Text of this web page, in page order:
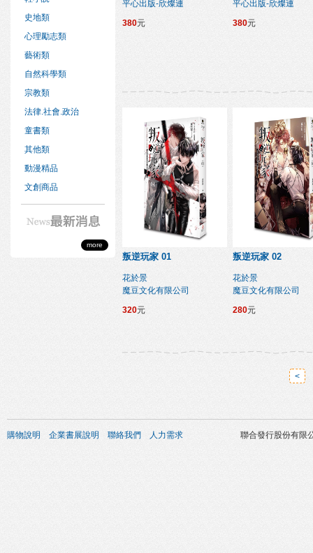
史地類
心理勵志類
藝術類
自然科學類
宗教類
法律.社會.政治
童書類
其他類
動漫精品
文創商品
more
平心出版-欣燦連
380元
平心出版-欣燦連
380元
叛逆玩家 01
花於景
魔豆文化有限公司
320元
叛逆玩家 02
花於景
魔豆文化有限公司
280元
<
購物說明 企業書展說明 聯絡我們 人力需求 聯合發行股份有限